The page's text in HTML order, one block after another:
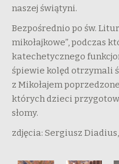
naszej świątyni.
Bezpośrednio po św.
mikołajkowe”, podczas
katechetycznego
śpiewie kolęd otrzymali
z Mikołajem
których dzieci
słomy.
zdjęcia: Sergiusz